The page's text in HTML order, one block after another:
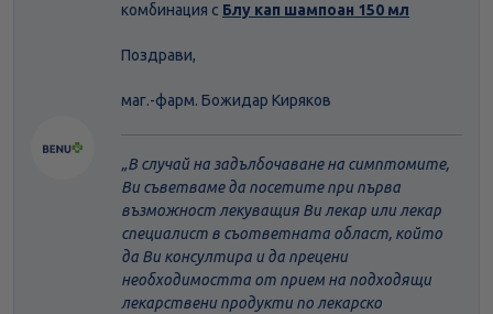
комбинация с Блу кап шампоан 150 мл
Поздрави,
маг.-фарм. Божидар Киряков
В случай на задълбочаване на симптомите,
Ви съветваме да посетите при първа
възможност лекуващия Ви лекар или лекар
специалист в съответната област, който
да Ви консултира и да прецени
необходимостта от прием на подходящи
лекарствени продукти по лекарско